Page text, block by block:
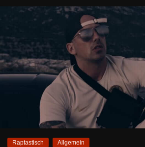
Raptastisch Allgemein